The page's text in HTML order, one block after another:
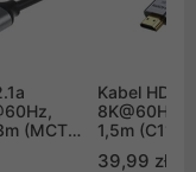
(MCTV-
Kabel HDMI
8K@60Hz,
1,5m
39,99 zł